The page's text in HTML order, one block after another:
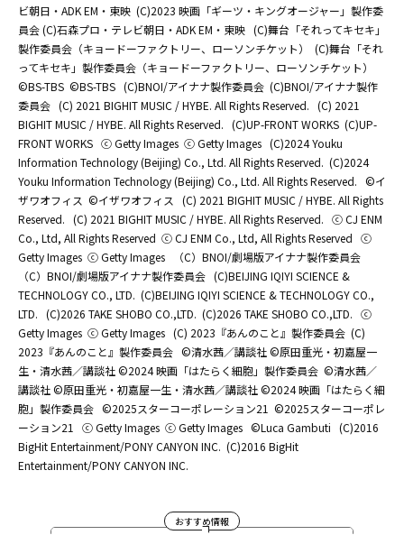
ビ朝日・ADK EM・東映 (C)2023 映画「ギーツ・キングオージャー」製作委
員会 (C)石森プロ・テレビ朝日・ADK EM・東映 (C)舞台「それってキセキ」
製作委員会（キョードーファクトリー、ローソンチケット）
(C)舞台「それ
ってキセキ」製作委員会（キョードーファクトリー、ローソンチケット）
©BS-TBS ©BS-TBS (C)BNOI/アイナナ製作委員会 (C)BNOI/アイナナ製作
委員会 (C) 2021 BIGHIT MUSIC / HYBE. All Rights Reserved. (C) 2021
BIGHIT MUSIC / HYBE. All Rights Reserved. (C)UP-FRONT WORKS (C)UP-
FRONT WORKS ⓒ Getty Images ⓒ Getty Images (C)2024 Youku
Information Technology (Beijing) Co., Ltd. All Rights Reserved. (C)2024
Youku Information Technology (Beijing) Co., Ltd. All Rights Reserved. ©イ
ザワオフィス ©イザワオフィス
(C) 2021 BIGHIT MUSIC / HYBE. All Rights
Reserved. (C) 2021 BIGHIT MUSIC / HYBE. All Rights Reserved. ⓒ CJ ENM
Co., Ltd, All Rights Reserved ⓒ CJ ENM Co., Ltd, All Rights Reserved ⓒ
Getty Images ⓒ Getty Images
（C）BNOI/劇場版アイナナ製作委員会
（C）BNOI/劇場版アイナナ製作委員会 (C)BEIJING IQIYI SCIENCE &
TECHNOLOGY CO., LTD. (C)BEIJING IQIYI SCIENCE & TECHNOLOGY CO.,
LTD. (C)2026 TAKE SHOBO CO.,LTD. (C)2026 TAKE SHOBO CO.,LTD. ⓒ
Getty Images ⓒ Getty Images (C) 2023『あんのこと』製作委員会 (C)
2023『あんのこと』製作委員会 ©清水茜／講談社 ©原田重光・初嘉屋一
生・清水茜／講談社 ©2024 映画「はたらく細胞」製作委員会 ©清水茜／
講談社 ©原田重光・初嘉屋一生・清水茜／講談社 ©2024 映画「はたらく細
胞」製作委員会 ©2025スターコーポレーション21 ©2025スターコーポレ
ーション21
ⓒ Getty Images ⓒ Getty Images ©Luca Gambuti (C)2016
BigHit Entertainment/PONY CANYON INC. (C)2016 BigHit
Entertainment/PONY CANYON INC.
おすすめ情報